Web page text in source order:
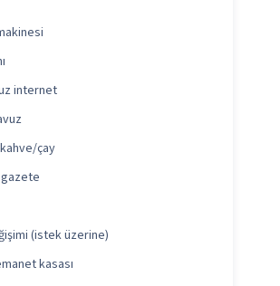
internet
çay
(istek üzerine)
kasası